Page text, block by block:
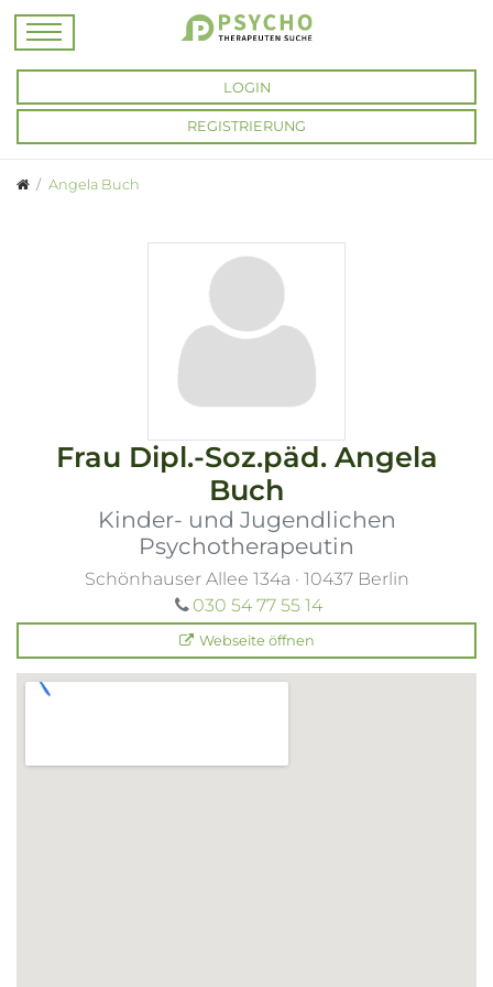
LOGIN
REGISTRIERUNG
Angela Buch
Frau Dipl.-Soz.päd. Angela
Buch
Kinder- und Jugendlichen
Psychotherapeutin
Schönhauser Allee 134a · 10437 Berlin
030 54 77 55 14
Webseite öffnen